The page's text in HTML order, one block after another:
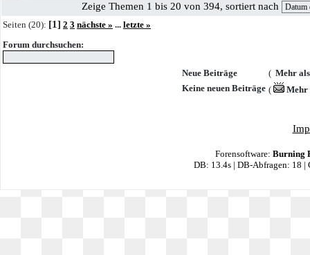
Zeige Themen 1 bis 20 von 394, sortiert nach
Seiten (20): [1] 2 3 nächste » ... letzte »
Forum durchsuchen:
Neue Beiträge ( Mehr
Keine neuen Beiträge ( Mehr
Forensoftware: Burning
DB: 13.4s | DB-Abfragen: 18 |